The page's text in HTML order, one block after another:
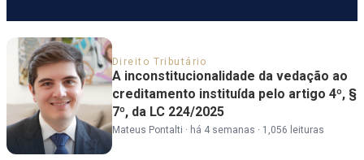
Direito Tributário
A inconstitucionalidade da vedação ao
creditamento instituída pelo artigo 4º, §
7º, da LC 224/2025
Mateus Pontalti · há 4 semanas · 1,056 leituras